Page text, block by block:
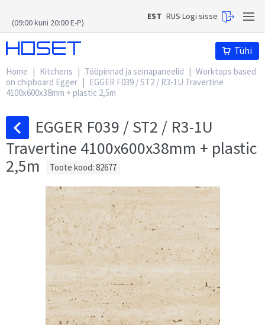
(09:00 kuni 20:00 E-P)
EST RUS Logi sisse
Tühi
Home | Kitchens | Tööpinnad ja seinapaneelid | Worktops based
on chipboard Egger | EGGER F039 / ST2 / R3-1U Travertine
4100x600x38mm + plastic 2,5m
EGGER F039 / ST2 / R3-1U
Travertine 4100x600x38mm + plastic
2,5m
Toote kood: 82677